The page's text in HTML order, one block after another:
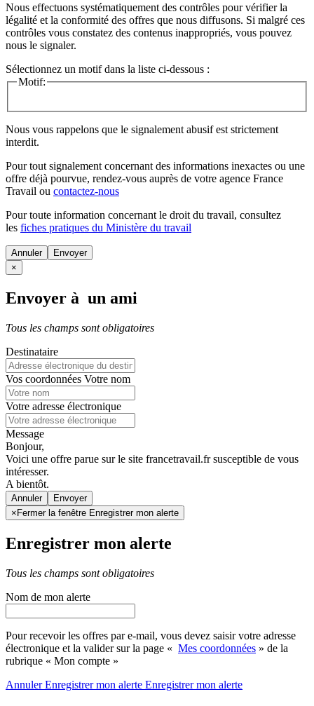
Nous effectuons systématiquement des contrôles pour vérifier la
légalité et la conformité des offres que nous diffusons. Si malgré ces
contrôles vous constatez des contenus inappropriés, vous pouvez
nous le signaler.
Sélectionnez un motif dans la liste ci-dessous :
Motif:
Nous vous rappelons que le signalement abusif est strictement
interdit.
Pour tout signalement concernant des informations inexactes ou une
offre déjà pourvue, rendez-vous auprès de votre agence France
Travail ou contactez-nous
Pour toute information concernant le droit du travail, consultez
les fiches pratiques du Ministère du travail
Annuler
×
Envoyer à un ami
Tous les champs sont obligatoires
Destinataire
Vos coordonnées Votre nom
Votre adresse électronique
Message
Bonjour,
Voici une offre parue sur le site francetravail.fr susceptible de vous
intéresser.
A bientôt.
Annuler
× Fermer la fenêtre Enregistrer mon alerte
Enregistrer mon alerte
Tous les champs sont obligatoires
Nom de mon alerte
Pour recevoir les offres par e-mail, vous devez saisir votre adresse
électronique et la valider sur la page « Mes coordonnées » de la
rubrique « Mon compte »
AnnulerEnregistrer mon alerte Enregistrermon alerte